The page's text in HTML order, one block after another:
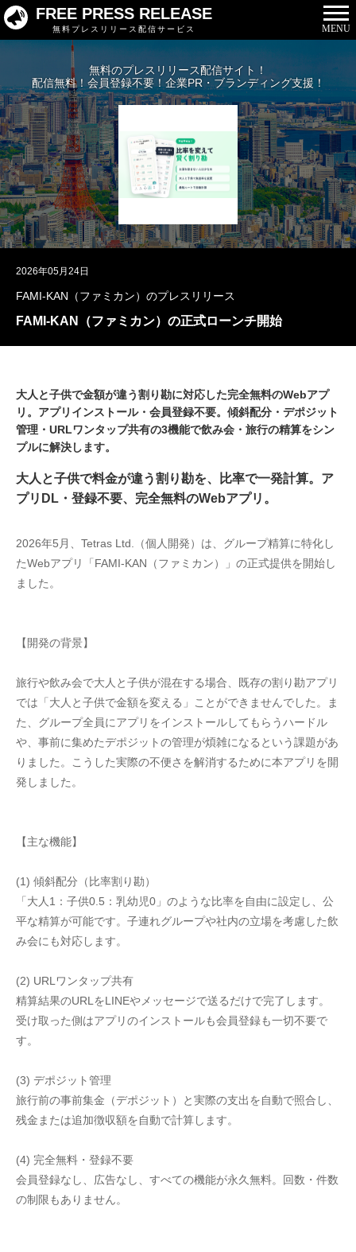
FREE PRESS RELEASE
無料プレスリリース配信サービス MENU
無料のプレスリリース配信サイト！
配信無料！会員登録不要！企業PR・ブランディング支援！
2026年05月24日
FAMI-KAN（ファミカン）のプレスリリース
FAMI-KAN（ファミカン）の正式ローンチ開始
大人と子供で金額が違う割り勘に対応した完全無料のWebアプ
リ。アプリインストール・会員登録不要。傾斜配分・デポジット
管理・URLワンタップ共有の3機能で飲み会・旅行の精算をシン
プルに解決します。
大人と子供で料金が違う割り勘を、比率で一発計算。ア
プリDL・登録不要、完全無料のWebアプリ。
2026年5月、Tetras Ltd.（個人開発）は、グループ精算に特化し
たWebアプリ「FAMI-KAN（ファミカン）」の正式提供を開始し
ました。
【開発の背景】
旅行や飲み会で大人と子供が混在する場合、既存の割り勘アプリ
では「大人と子供で金額を変える」ことができませんでした。ま
た、グループ全員にアプリをインストールしてもらうハードル
や、事前に集めたデポジットの管理が煩雑になるという課題があ
りました。こうした実際の不便さを解消するために本アプリを開
発しました。
【主な機能】
(1) 傾斜配分（比率割り勘）
「大人1：子供0.5：乳幼児0」のような比率を自由に設定し、公
平な精算が可能です。子連れグループや社内の立場を考慮した飲
み会にも対応します。
(2) URLワンタップ共有
精算結果のURLをLINEやメッセージで送るだけで完了します。
受け取った側はアプリのインストールも会員登録も一切不要で
す。
(3) デポジット管理
旅行前の事前集金（デポジット）と実際の支出を自動で照合し、
残金または追加徴収額を自動で計算します。
(4) 完全無料・登録不要
会員登録なし、広告なし、すべての機能が永久無料。回数・件数
の制限もありません。